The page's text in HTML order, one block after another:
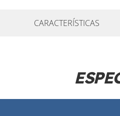
CARACTERÍSTICAS